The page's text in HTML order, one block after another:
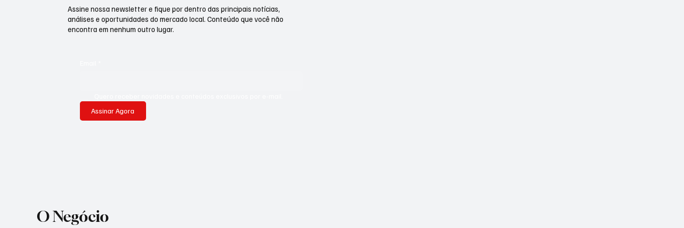
Assinar Agora
Assine nossa newsletter e fique por dentro das principais notícias,
análises e oportunidades do mercado local. Conteúdo que você não
encontra em nenhum outro lugar.
O Negócio